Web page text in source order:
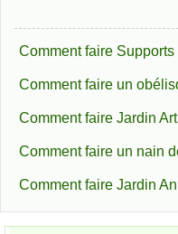
Comment faire
Comment faire un
Comment faire Jardin
Comment faire un nain
Comment faire Jardin